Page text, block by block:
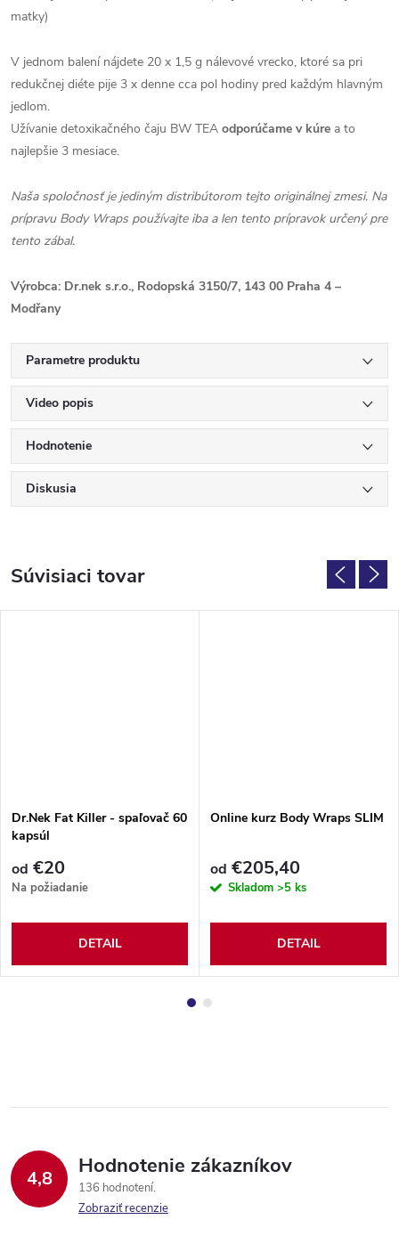
matky)
V jednom balení nájdete 20 x 1,5 g nálevové vrecko, ktoré sa pri
redukčnej diéte pije 3 x denne cca pol hodiny pred každým hlavným
jedlom.
Užívanie detoxikačného čaju BW TEA odporúčame v kúre a to
najlepšie 3 mesiace.
Naša spoločnosť je jediným distribútorom tejto originálnej zmesi. Na
prípravu Body Wraps používajte iba a len tento prípravok určený pre
tento zábal.
Výrobca: Dr.nek s.r.o., Rodopská 3150/7, 143 00 Praha 4 –
Modřany
Parametre produktu
Video popis
Hodnotenie
Diskusia
Súvisiaci tovar
Dr.Nek Fat Killer - spaľovač 60
kapsúl
od €20
Na požiadanie
DETAIL
Online kurz Body Wraps SLIM
od €205,40
Skladom >5 ks
DETAIL
4,8 Hodnotenie zákazníkov
136 hodnotení
Zobraziť recenzie